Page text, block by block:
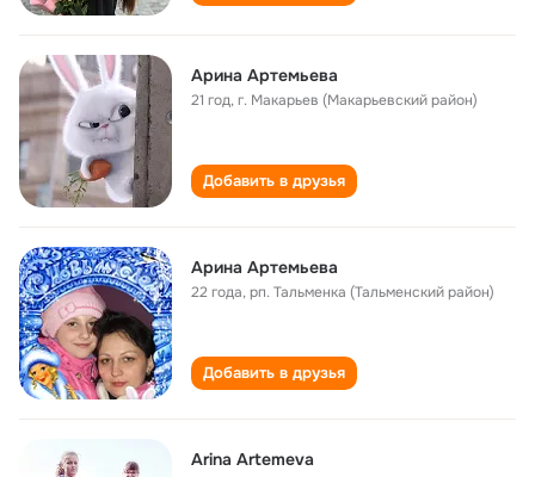
Арина Артемьева
21 год,г. Макарьев (Макарьевский район)
Добавить в друзья
Арина Артемьева
22 года,рп. Тальменка (Тальменский район)
Добавить в друзья
Arina Artemeva